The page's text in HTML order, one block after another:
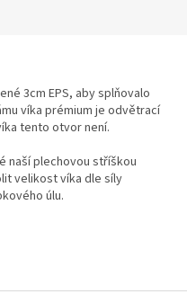
3cm EPS, aby splňovalo
víka prémium je odvětrací
tento otvor není.
naší plechovou stříškou
velikost víka dle síly
úlu.